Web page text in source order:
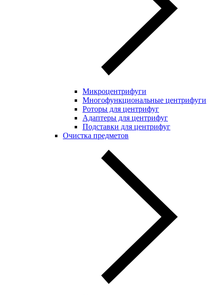
Микроцентрифуги
Многофункциональные центрифуги
Роторы для центрифуг
Адаптеры для центрифуг
Подставки для центрифуг
Очистка предметов